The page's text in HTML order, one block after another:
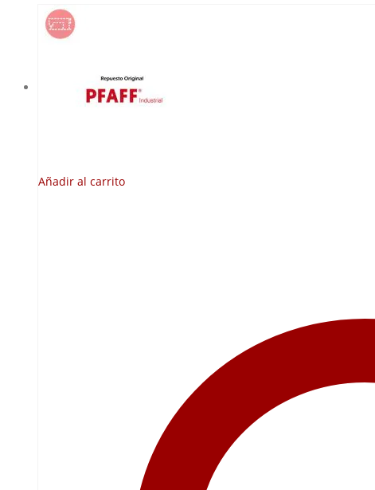
Añadir al carrito